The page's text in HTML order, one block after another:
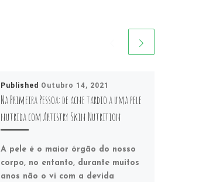
Published Outubro 14, 2021
Na Primeira Pessoa: de acne tardio a uma pele
nutrida com Artistry Skin Nutrition
A pele é o maior órgão do nosso
corpo, no entanto, durante muitos
anos não o vi com a devida